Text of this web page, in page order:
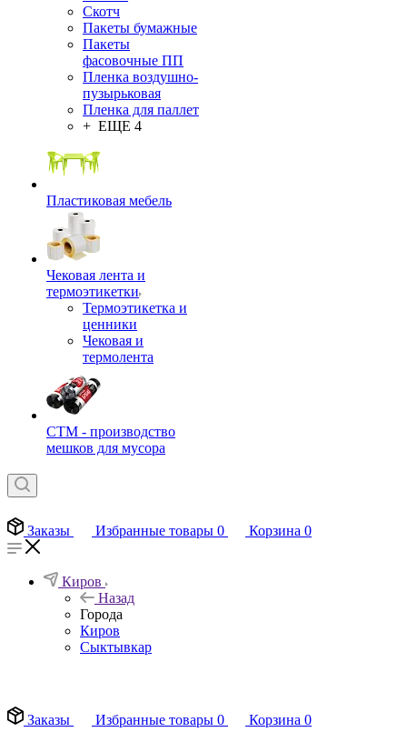
Скотч
Пакеты бумажные
Пакеты
фасовочные ПП
Пленка воздушно-
пузырьковая
Пленка для паллет
+ ЕЩЕ 4
Пластиковая мебель
Чековая лента и
термоэтикетки
Термоэтикетка и
ценники
Чековая и
термолента
СТМ - производство
мешков для мусора
Заказы Избранные товары 0 Корзина 0
Киров
Назад
Города
Киров
Сыктывкар
Заказы
Избранные товары 0 Корзина 0